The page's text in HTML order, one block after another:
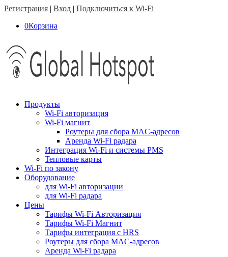
Регистрация | Вход | Подключиться к Wi-Fi
0Корзина
Продукты
Wi-Fi авторизация
Wi-Fi магнит
Роутеры для сбора MAC-адресов
Аренда Wi-Fi радара
Интеграция Wi-Fi и системы PMS
Тепловые карты
Wi-Fi по закону
Оборудование
для Wi-Fi авторизации
для Wi-Fi радара
Цены
Тарифы Wi-Fi Авторизация
Тарифы Wi-Fi Магнит
Тарифы интеграция с HRS
Роутеры для сбора MAC-адресов
Аренда Wi-Fi радара